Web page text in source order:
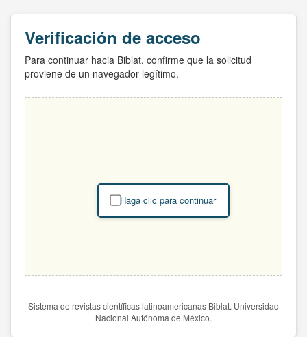
Verificación de acceso
Para continuar hacia Biblat, confirme que la solicitud
proviene de un navegador legítimo.
Haga clic para continuar
Sistema de revistas científicas latinoamericanas Biblat. Universidad
Nacional Autónoma de México.